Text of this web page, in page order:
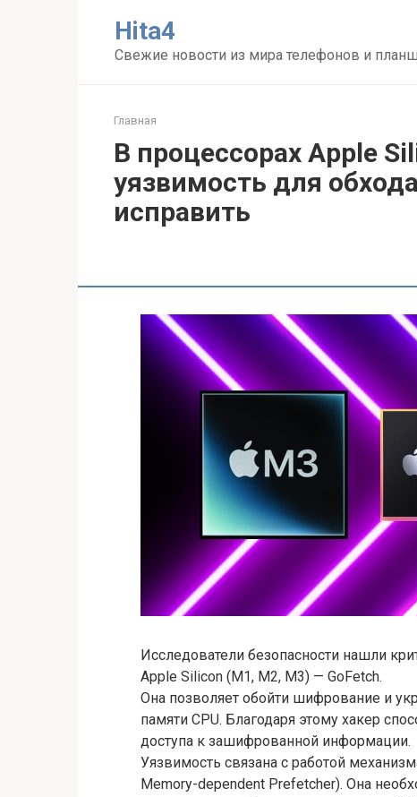
Нita4
Свежие новости из мира телефонов и
Главная
В процессорах Apple
уязвимость для
исправить
Исследователи безопасности нашли
Apple Silicon (M1, M2, M3) — GoFetch.
Она позволяет обойти шифрование и
памяти CPU. Благодаря этому хакер
доступа к зашифрованной информации.
Уязвимость связана с работой
Memory-dependent Prefetcher). Она